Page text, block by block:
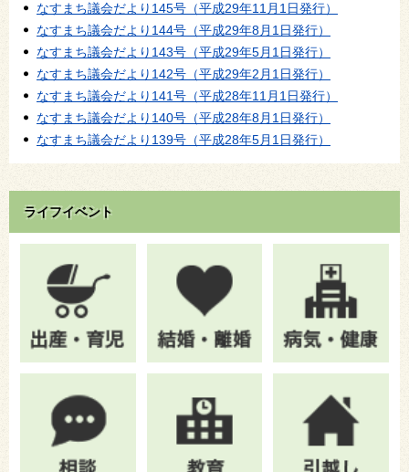
なすまち議会だより145号（平成29年11月1日発行）
なすまち議会だより144号（平成29年8月1日発行）
なすまち議会だより143号（平成29年5月1日発行）
なすまち議会だより142号（平成29年2月1日発行）
なすまち議会だより141号（平成28年11月1日発行）
なすまち議会だより140号（平成28年8月1日発行）
なすまち議会だより139号（平成28年5月1日発行）
ライフイベント